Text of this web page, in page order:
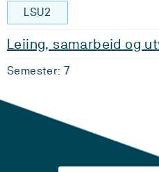
LSU2
Leiing, samarbeid og
Semester: 7